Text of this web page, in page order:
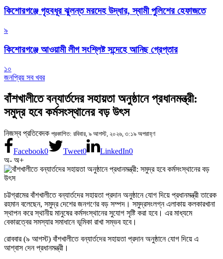
কিশোরগঞ্জে গৃহবধূর ঝুলন্ত মরদেহ উদ্ধার, স্বামী পুলিশের হেফাজতে
৯
কিশোরগঞ্জে আওয়ামী লীগ সংশ্লিষ্ট সন্দেহে আনিছ গ্রেপ্তার
১০
জনপ্রিয় সব খবর
বাঁশখালীতে বন্যার্তদের সহায়তা অনুষ্ঠানে প্রধানমন্ত্রী:
সমুদ্র হবে কর্মসংস্থানের বড় উৎস
নিজস্ব প্রতিবেদক প্রকাশিত: রবিবার, ৯ আগস্ট, ২০২৬, ৩:১৯ অপরাহ্ণ
Facebook0 Tweet0 LinkedIn0
অ- অ+
চট্টগ্রামের বাঁশখালীতে বন্যার্তদের সহায়তা প্রদান অনুষ্ঠানে যোগ দিয়ে প্রধানমন্ত্রী তারেক
রহমান বলেছেন, সমুদ্র দেশের জনগণের বড় সম্পদ। সমুদ্রসংলগ্ন এলাকায় কলকারখানা
স্থাপন করে স্থানীয় মানুষের কর্মসংস্থানের সুযোগ সৃষ্টি করা হবে। এর মাধ্যমে
বেকারত্বের সমস্যার সমাধানে ভূমিকা রাখা সম্ভব হবে।
রোববার (৯ আগস্ট) বাঁশখালীতে বন্যার্তদের সহায়তা প্রদান অনুষ্ঠানে যোগ দিয়ে এ
আশ্বাস দেন প্রধানমন্ত্রী।